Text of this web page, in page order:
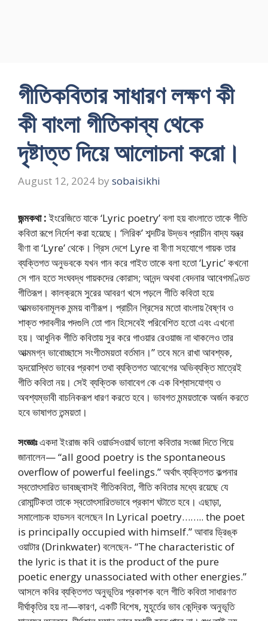
গীতিকবিতার সাধারণ লক্ষণ কী
কী বাংলা গীতিকাব্য থেকে
দৃষ্টাত্ত দিয়ে আলোচনা করো।
August 12, 2024 by sobaisikhi
জন্মকথা :ইংরেজিতে যাকে ‘Lyric poetry’ বলা হয় বাংলাতে তাকে গীতি
কবিতা রূপে নির্দেশ করা হয়েছে। ‘লিরিক’ শব্দটির উদ্ভব প্রাচীন বাদ্য যন্ত্র
বীণা বা ‘Lyre’ থেকে। গ্রিস দেশে Lyre বা বীণা সহযোগে গায়ক তার
ব্যক্তিগত অনুভবকে যখন গান করে গাইত তাকে বলা হতো ‘Lyric’ কখনো
সে গান হতে সংঘবদ্ধ গায়কদের কোরাস; আনন্দ অথবা বেদনার আবেগমণ্ডিত
গীতিরূপ। কালক্রমে সুরের আবরণ খসে পড়লে গীতি কবিতা হয়ে
আত্মভাবনামূলক মন্ময় বাণীরূপ। প্রাচীন গ্রিসের মতো বাংলায় বৈষ্ণব ও
শাক্ত পদাবলীর পদগুলি তো গান হিসেবেই পরিবেশিত হতো এবং এখনো
হয়। আধুনিক গীতি কবিতায় সুর করে গাওয়ার রেওয়াজ না থাকলেও তার
আত্মমগ্ন ভাবোচ্ছাসে সংগীতময়তা বর্তমান।” তবে মনে রাখা আবশ্যক,
হৃদয়োস্থিত ভাবের প্রকাশ তথা ব্যক্তিগত আবেগের অভিব্যক্তি মাত্রেই
গীতি কবিতা নয়। সেই ব্যক্তিক ভাবাবেগ কে এক বিশ্বাসযোগ্য ও
অবশ্যম্ভাবী বাচনিকরূপ ধারণ করতে হবে। ভাবগত মন্ময়তাকে অর্জন করতে
হবে ভাষাগত তন্ময়তা।
সংজ্ঞাঃএকদা ইংরাজ কবি ওয়ার্ডসওয়ার্থ ভালো কবিতার সংজ্ঞা দিতে গিয়ে
জানালেন— “all good poetry is the spontaneous
overflow of powerful feelings.” অর্থাৎ ব্যক্তিগত কল্পনার
স্বতোৎসারিত ভাবচ্ছ্বাসই গীতিকবিতা, গীতি কবিতার মধ্যে রয়েছে যে
রোমান্টিকতা তাকে স্বতোৎসারিতভাবে প্রকাশ ঘটাতে হবে। এছাড়া,
সমালোচক হাডসন বলেছেন In Lyrical poetry…….. the poet
is principally occupied with himself.” আবার ড্রিঙ্ক
ওয়াটার (Drinkwater) বলেছেন- “The characteristic of
the lyric is that it is the product of the pure
poetic energy unassociated with other energies.”
আসলে কবির ব্যক্তিগত অনুভূতির প্রকাশক বলে গীতি কবিতা সাধারণত
দীর্ঘাকৃতির হয় না—কারণ, একটি বিশেষ, মুহূর্তের ভাব কেন্দ্রিক অনুভূতি